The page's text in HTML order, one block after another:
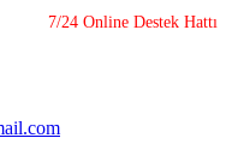
7/24 Online Destek Hattı